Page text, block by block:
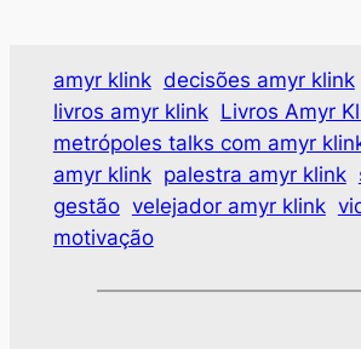
amyr klink decisões amyr klink
livros amyr klink Livros Amyr
metrópoles talks com amyr
amyr klink palestra amyr klink
gestão velejador amyr klink
motivação